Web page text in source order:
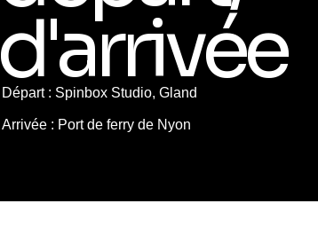
d'arrivée
Départ : Spinbox Studio, Gland
Arrivée : Port de ferry de Nyon